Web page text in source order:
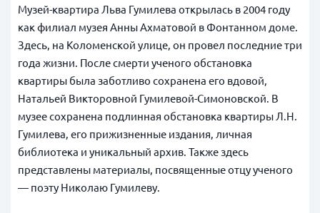
Музей-квартира Льва Гумилева открылась в 2004 году
как филиал музея Анны Ахматовой в Фонтанном доме.
Здесь, на Коломенской улице, он провел последние три
года жизни. После смерти ученого обстановка
квартиры была заботливо сохранена его вдовой,
Натальей Викторовной Гумилевой-Симоновской. В
музее сохранена подлинная обстановка квартиры Л.Н.
Гумилева, его прижизненные издания, личная
библиотека и уникальный архив. Также здесь
представлены материалы, посвященные отцу ученого
— поэту Николаю Гумилеву.